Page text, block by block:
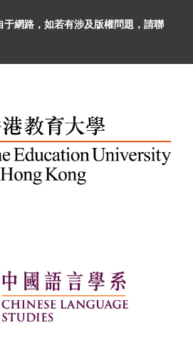
于網路，如若有涉及版權問題 ，請聯